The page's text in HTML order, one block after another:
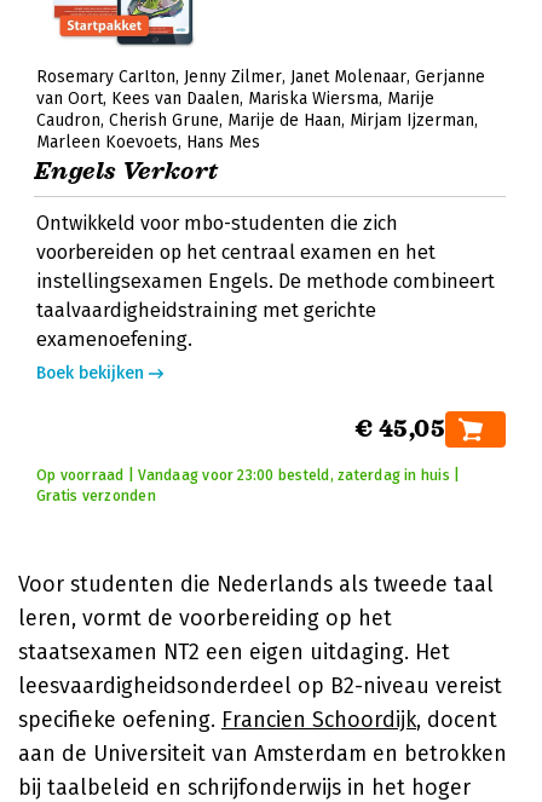
Rosemary Carlton Jenny Zilmer Janet Molenaar Gerjanne
van Oort Kees van Daalen Mariska Wiersma Marije
Caudron Cherish Grune Marije de Haan Mirjam Ijzerman
Marleen Koevoets Hans Mes
Engels Verkort
Ontwikkeld voor mbo-studenten die zich
voorbereiden op het centraal examen en het
instellingsexamen Engels. De methode combineert
taalvaardigheidstraining met gerichte
examenoefening.
Boek bekijken
€ 45,05
Op voorraad | Vandaag voor 23:00 besteld, zaterdag in huis |
Gratis verzonden
Voor studenten die Nederlands als tweede taal
leren, vormt de voorbereiding op het
staatsexamen NT2 een eigen uitdaging. Het
leesvaardigheidsonderdeel op B2-niveau vereist
specifieke oefening. Francien Schoordijk, docent
aan de Universiteit van Amsterdam en betrokken
bij taalbeleid en schrijfonderwijs in het hoger